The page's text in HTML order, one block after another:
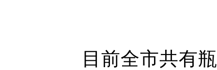
目前全市共有